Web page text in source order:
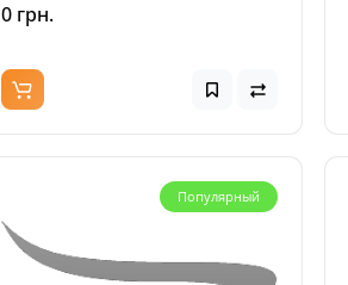
0 грн.
Популярный